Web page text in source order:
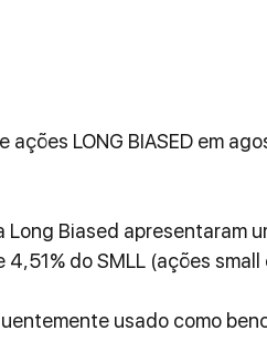
LONG BIASED em
Biased apresentaram
do SMLL (ações small
usado como